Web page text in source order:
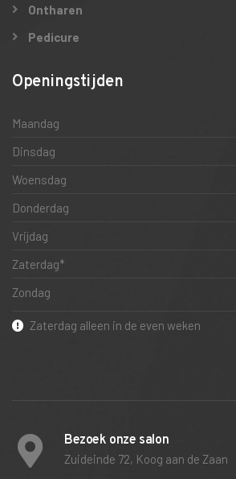
Ontharen
Pedicure
Openingstijden
Maandag
Dinsdag
Woensdag
Donderdag
Vrijdag
Zaterdag*
Zondag
Zaterdag alleen in de even weken
Bezoek onze salon
Zuideinde 72, Koog aan de Zaan